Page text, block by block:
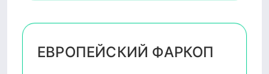
ЕВРОПЕЙСКИЙ ФАРКОП